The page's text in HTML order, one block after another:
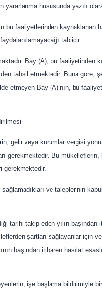
hususunda yazılı
faaliyetlerinden kaynaklanan
tabiidir.
Bay (A), bu faaliyetinden
tahsil etmektedir. Buna göre,
etmeyen Bay (A)’nın, bu
gelir veya kurumlar vergisi
gerekmektedir. Bu mükelleflerin,
gerekmektedir.
ve taleplerinin
tarihi takip eden yılın başından
şartları sağlayanlar için
başından itibaren hasılat
işe başlama bildirimiyle